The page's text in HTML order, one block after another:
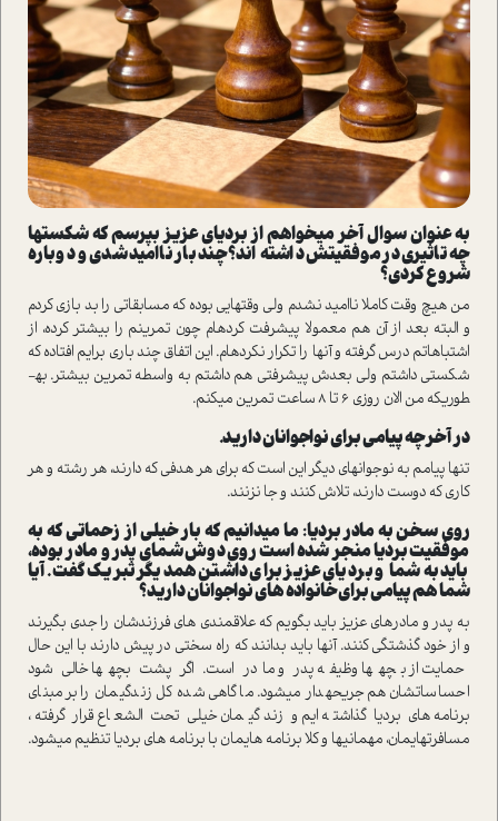
به­ عنوان سوال آخر می­خواهم از بردیای عزیز بپرسم که شکست­ها
چه تاثیری در موفقیتش داشته ­اند؟ چند بار ناامید شدی و دوباره
شروع کردی؟
من هیچ وقت کاملا ناامید نشدم ولی وقت­هایی بوده که مسابقاتی را بد بازی کردم
و البته بعد از آن هم معمولا پیشرفت کرده­ام چون تمرینم را بیشتر کرده، از
اشتباهاتم درس گرفته­ و آن­ها را تکرار نکرده­ام. این اتفاق چند باری برایم افتاده که
شکستی داشتم ولی بعدش پیشرفتی هم داشتم به واسطه تمرین بیشتر. به­
طوری­که من الان روزی 6 تا 8 ساعت تمرین می­کنم.
در آخر چه پیامی برای نواجوانان دارید.
تنها پیامم به نوجوان­های دیگر این است که برای هر هدفی که دارند، هر رشته و هر
کاری که دوست دارند، تلاش کنند و جا نزنند.
روی سخن به مادر بردیا: ما می­دانیم که بار خیلی از زحماتی که به
موفقیت بردیا منجر شده است روی دوش شمای پدر و مادر بوده،
باید به شما و بردیای عزیز برای داشتن همدیگر تبریک گفت. آیا
شما هم پیامی برای خانواده­ های نواجوانان دارید؟
به پدر و مادرهای عزیز باید بگویم که علاقمندی­ های فرزندشان را جدی بگیرند
و از خود گذشتگی کنند. آن­ها باید بدانند که راه سختی در پیش دارند با این حال
حمایت از بچه­ها وظیفه پدر و مادر است. اگر پشت بچه­ها خالی ­شود
احساساتشان هم جریحه­دار می­شود. ما گاهی شده کل زندگی­مان را بر مبنای
برنامه ­های بردیا گذاشته­ ایم و زندگی­مان خیلی تحت ­الشعاع قرار گرفته،
مسافرت­هایمان، مهمانی­ها و کلا برنامه­ هایمان با برنامه ­های بردیا تنظیم می­شود.